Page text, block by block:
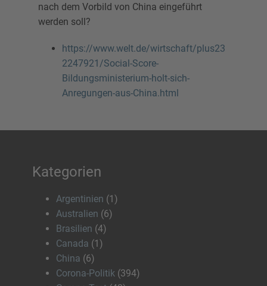
nach dem Vorbild von China eingeführt
werden soll?
https://www.welt.de/wirtschaft/plus23
2247921/Social-Score-
Bildungsministerium-holt-sich-
Anregungen-aus-China.html
Kategorien
Argentinien (1)
Australien (6)
Brasilien (4)
Canada (1)
China (6)
Corona-Politik (394)